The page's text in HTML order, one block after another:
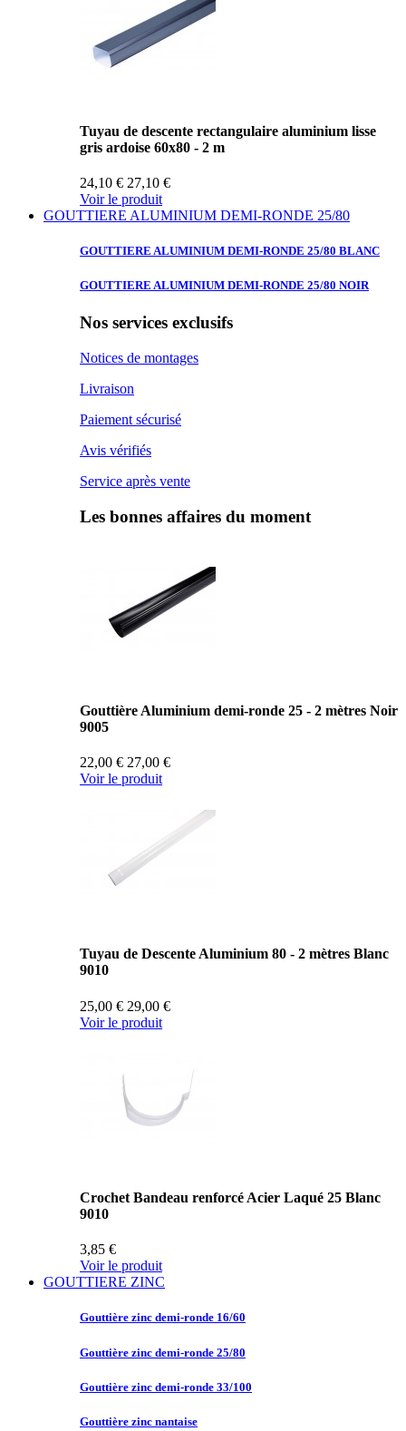
Tuyau de descente rectangulaire aluminium lisse
gris ardoise 60x80 - 2 m
24,10 € 27,10 €
Voir le produit
GOUTTIERE ALUMINIUM DEMI-RONDE 25/80
GOUTTIERE ALUMINIUM DEMI-RONDE 25/80 BLANC
GOUTTIERE ALUMINIUM DEMI-RONDE 25/80 NOIR
Nos services exclusifs
Notices de montages
Livraison
Paiement sécurisé
Avis vérifiés
Service après vente
Les bonnes affaires du moment
Gouttière Aluminium demi-ronde 25 - 2 mètres Noir
9005
22,00 € 27,00 €
Voir le produit
Tuyau de Descente Aluminium 80 - 2 mètres Blanc
9010
25,00 € 29,00 €
Voir le produit
Crochet Bandeau renforcé Acier Laqué 25 Blanc
9010
3,85 €
Voir le produit
GOUTTIERE ZINC
Gouttière zinc demi-ronde 16/60
Gouttière zinc demi-ronde 25/80
Gouttière zinc demi-ronde 33/100
Gouttière zinc nantaise